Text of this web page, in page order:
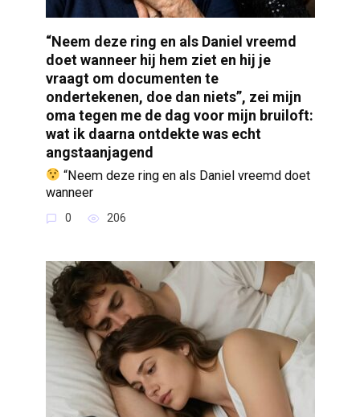
“Neem deze ring en als Daniel vreemd
doet wanneer hij hem ziet en hij je
vraagt om documenten te
ondertekenen, doe dan niets”, zei mijn
oma tegen me de dag voor mijn bruiloft:
wat ik daarna ontdekte was echt
angstaanjagend
“Neem deze ring en als Daniel vreemd doet
wanneer
0 206